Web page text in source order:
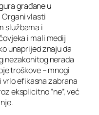
građane u
Organi vlasti
službama i
i mali medij
unaprijed znaju da
nezakonitog nerada
troškove – mnogi
vrlo efikasna zabrana
eksplicitno “ne”, već